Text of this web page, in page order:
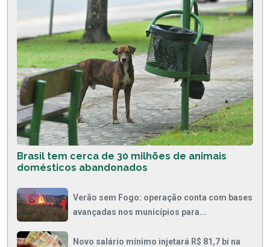
Brasil tem cerca de 30 milhões de animais
domésticos abandonados
Verão sem Fogo: operação conta com bases
avançadas nos municípios para...
Novo salário mínimo injetará R$ 81,7 bi na